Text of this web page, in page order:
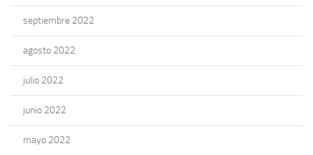
septiembre 2022
agosto 2022
julio 2022
junio 2022
mayo 2022